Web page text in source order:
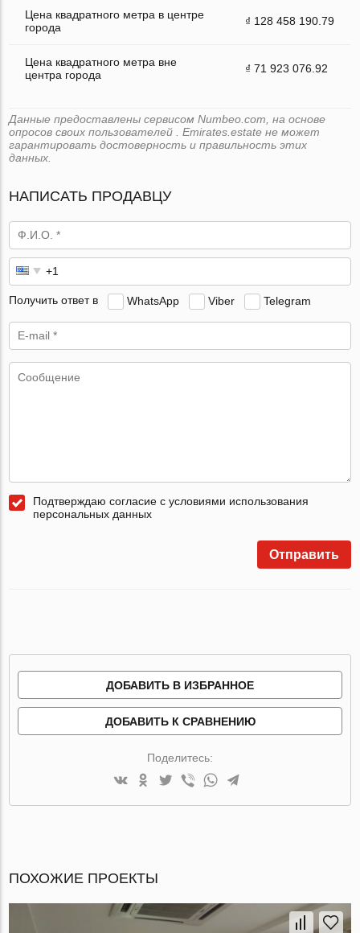
Цена квадратного метра в центре
города
₫ 128 458 190.79
Цена квадратного метра вне
центра города
₫ 71 923 076.92
Данные предоставлены сервисом Numbeo.com, на основе
опросов своих пользователей . Emirates.estate не может
гарантировать достоверность и правильность этих
данных.
НАПИСАТЬ ПРОДАВЦУ
Получить ответ в WhatsApp Viber Telegram
Подтверждаю согласие с условиями использования
персональных данных
Отправить
ДОБАВИТЬ В ИЗБРАННОЕ
ДОБАВИТЬ К СРАВНЕНИЮ
Поделитесь:
ПОХОЖИЕ ПРОЕКТЫ